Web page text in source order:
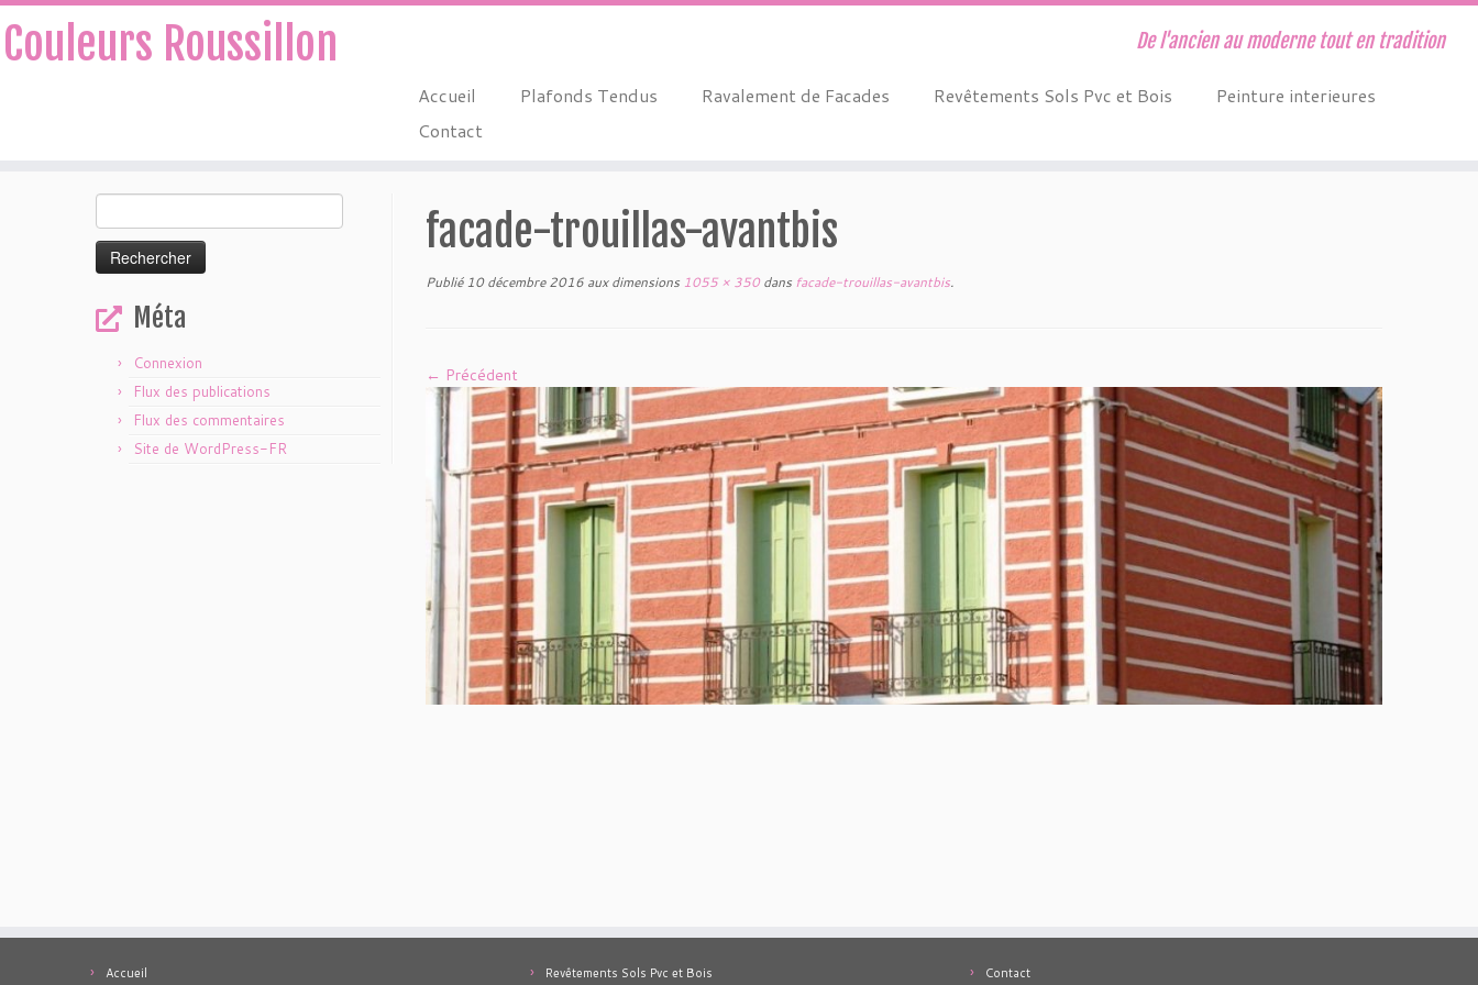
Couleurs Roussillon De l'ancien au moderne tout en tradition
Accueil Plafonds Tendus Ravalement de Facades Revêtements Sols Pvc et Bois
Peinture interieures
Contact
Méta
Connexion
Flux des publications
Flux des commentaires
Site de WordPress-FR
facade-trouillas-avantbis
Publié 10 décembre 2016 aux dimensions 1055 × 350dans facade-trouillas-avantbis.
← Précédent
Accueil Revêtements Sols Pvc et Bois Contact